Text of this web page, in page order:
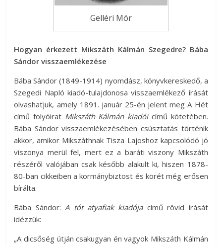
Gelléri Mór
Hogyan érkezett Mikszáth Kálmán Szegedre? Bába
Sándor visszaemlékezése
Bába Sándor (1849-1914) nyomdász, könyvkereskedő, a
Szegedi Napló kiadó-tulajdonosa visszaemlékező írását
olvashatjuk, amely 1891. január 25-én jelent meg A Hét
című folyóirat Mikszáth Kálmán kiadóicímű kötetében.
Bába Sándor visszaemlékezésében csúsztatás történik
akkor, amikor Mikszáthnak Tisza Lajoshoz kapcsolódó jó
viszonya merül fel, mert ez a baráti viszony Mikszáth
részéről valójában csak később alakult ki, hiszen 1878-
80-ban cikkeiben a kormánybiztost és körét még erősen
bírálta.
Bába Sándor:A tót atyafiak kiadójacímű rövid írását
idézzük:
„A dicsőség útján csakugyan én vagyok Mikszáth Kálmán